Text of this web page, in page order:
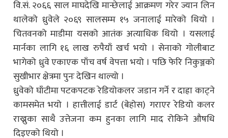
वि.सं. २०६६ साल माघदेखि मान्छेलाई आक्रमण गरेर ज्यान लिन
थालेको ध्रुवेले २०६९ सालसम्म १५ जनालाई मारेको थियो ।
चितवनको माडीमा यसको आतंक अत्याधिक थियो । यसलाई
मार्नका लागि १६ लाख रुपैयाँ खर्च भयो । सेनाको गोलीबाट
भागेको ध्रुवे एकाएक पाँच वर्ष वेपत्ता भयो । पछि फेरि निकुञ्जको
सुखीभार क्षेत्रमा पुनः देखिन थाल्यो ।
ध्रुवेको घाँटीमा पटकपटक रेडियोकलर जडान गर्ने र दाह्रा काट्ने
कामसमेत भयो । हात्तीलाई डार्ट (बेहोस) गराएर रेडियो कलर
राख्नुका साथै उत्तेजना कम हुनका लागि माद रोकिने औषधि
दिइएको थियो ।